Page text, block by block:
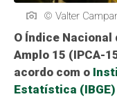
© Valter
O Índice
Amplo 15 (IPCA-
acordo com o
Estatística (IBGE)